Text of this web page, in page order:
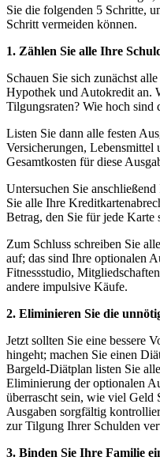
Sie die folgenden 5 Schritte,
Schritt vermeiden können.
1. Zählen Sie alle Ihre
Schauen Sie sich zunächst
Hypothek und Autokredit an.
Tilgungsraten? Wie hoch sind
Listen Sie dann alle festen
Versicherungen, Lebensmittel
Gesamtkosten für diese
Untersuchen Sie
Sie alle Ihre
Betrag, den Sie für jede Karte
Zum Schluss schreiben Sie
auf; das sind Ihre optionalen
Fitnessstudio,
andere impulsive Käufe.
2. Eliminieren Sie die
Jetzt sollten Sie eine bessere
hingeht; machen Sie einen
Bargeld-Diätplan listen Sie
Eliminierung der optionalen
überrascht sein, wie viel Geld
Ausgaben sorgfältig
zur Tilgung Ihrer Schulden
3. Binden Sie Ihre Familie